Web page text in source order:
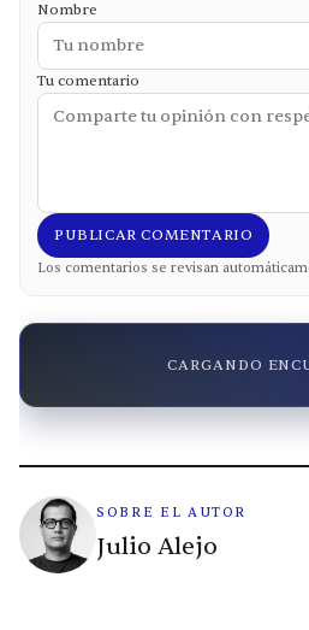
Nombre
Tu comentario
PUBLICAR COMENTARIO
Los comentarios se revisan
CARGANDO
SOBRE EL AUTOR
Julio Alejo